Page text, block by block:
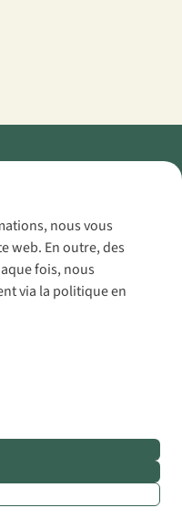
nous vous
web. En outre, des
fois, nous
via la politique en